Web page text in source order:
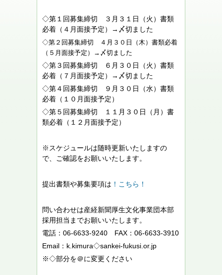
◇第１回募集締切 ３月３１日（火）書類
必着（４月面接予定）→〆切ました
◇第２回募集締切 ４月３０日（木）書類必着
（５月面接予定）→〆切ました
◇第３回募集締切 ６月３０日（火）書類
必着（７月面接予定）→〆切ました
◇第４回募集締切 ９月３０日（水）書類
必着（１０月面接予定）
◇第５回募集締切 １１月３０日（月）書
類必着（１２月面接予定）
※スケジュールは随時更新いたしますの
で、ご確認をお願いいたします。
提出書類や募集要項は ！こちら！
問い合わせは産経新聞厚生文化事業団本部
採用担当までお願いいたします。
電話：06-6633-9240 FAX：06-6633-3910
Email：k.kimura◇sankei-fukusi.or.jp
※◇部分を＠に変更ください